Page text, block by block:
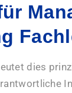
dies